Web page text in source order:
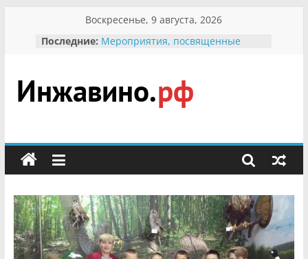
содержимому
Воскресенье, 9 августа, 2026
Последние: Мероприятия, посвященные
гражданин Инжавинского округа»
участнице Великой
Отечественной, фронтовичке
Безопасность в сети Интернет
мероприятии «Сохраним
первоцветы!»
В вольере Воронинского
заповедника родились крапчатые
суслики
Инжавино.рф
сельский
портал